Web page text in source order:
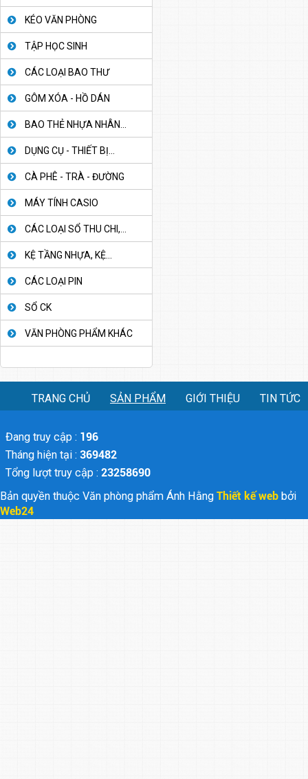
KÉO VĂN PHÒNG
TẬP HỌC SINH
CÁC LOẠI BAO THƯ
GÔM XÓA - HỒ DÁN
BAO THẺ NHỰA NHÂN...
DỤNG CỤ - THIẾT BỊ...
CÀ PHÊ - TRÀ - ĐƯỜNG
MÁY TÍNH CASIO
CÁC LOẠI SỔ THU CHI,...
KỆ TẦNG NHỰA, KỆ...
CÁC LOẠI PIN
SỔ CK
VĂN PHÒNG PHẨM KHÁC
TRANG CHỦ SẢN PHẨM GIỚI THIỆU TIN TỨC
Đang truy cập : 196
Tháng hiện tại : 369482
Tổng lượt truy cập : 23258690
Bản quyền thuộc Văn phòng phẩm Ánh Hằng Thiết kế web bởi
Web24